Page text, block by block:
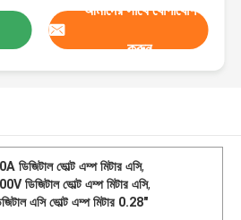
আমাদের সাথে যোগাযোগ
করুন
ডিজিটাল ভোল্ট এম্প মিটার এসি,
ডিজিটাল ভোল্ট এম্প মিটার এসি,
এসি ভোল্ট এম্প মিটার 0.28"